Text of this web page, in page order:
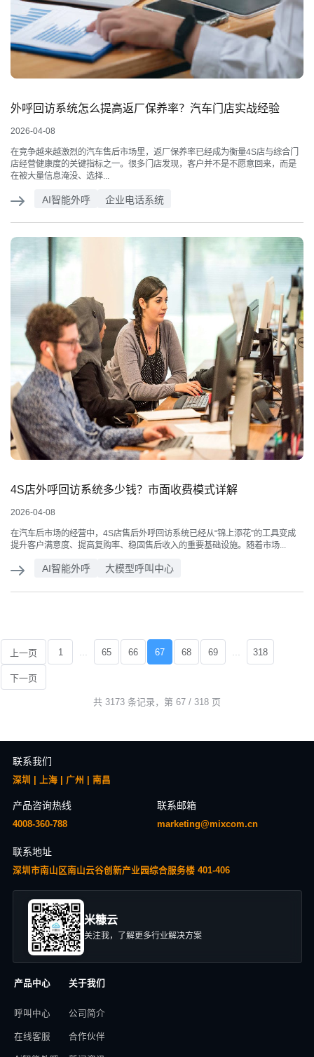
外呼回访系统怎么提高返厂保养率？汽车门店实战经验
2026-04-08
在竞争越来越激烈的汽车售后市场里，返厂保养率已经成为衡量4S店与综合门
店经营健康度的关键指标之一。很多门店发现，客户并不是不愿意回来，而是
在被大量信息淹没、选择...
AI智能外呼 企业电话系统
4S店外呼回访系统多少钱？市面收费模式详解
2026-04-08
在汽车后市场的经营中，4S店售后外呼回访系统已经从“锦上添花”的工具变成
提升客户满意度、提高复购率、稳固售后收入的重要基础设施。随着市场...
AI智能外呼 大模型呼叫中心
上一页 1 65 66 67 68 69 318
下一页
共 3173 条记录，第 67 / 318 页
联系我们
深圳 | 上海 | 广州 | 南昌
产品咨询热线
4008-360-788
联系邮箱
marketing@mixcom.cn
联系地址
深圳市南山区南山云谷创新产业园综合服务楼 401-406
米糠云
关注我，了解更多行业解决方案
产品中心
呼叫中心
在线客服
关于我们
公司简介
合作伙伴